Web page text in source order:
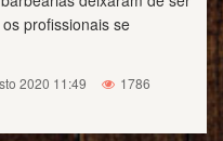
profissionais se
2020 11:49
1786